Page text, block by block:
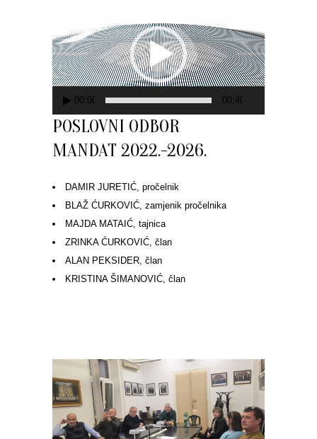
00:00 00:40
POSLOVNI ODBOR
MANDAT 2022.-2026.
DAMIR JURETIĆ, pročelnik
BLAŽ ĆURKOVIĆ, zamjenik pročelnika
MAJDA MATAIĆ, tajnica
ZRINKA ĆURKOVIĆ, član
ALAN PEKSIDER, član
KRISTINA ŠIMANOVIĆ, član